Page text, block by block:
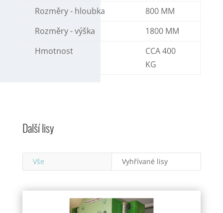
Rozměry - hloubka
800 MM
Rozměry - výška
1800 MM
Hmotnost
CCA 400
KG
Další lisy
Vše Vyhřívané lisy